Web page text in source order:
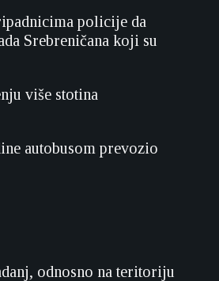
policije da
Srebreničana koji su
više stotina
autobusom prevozio
odnosno na teritoriju